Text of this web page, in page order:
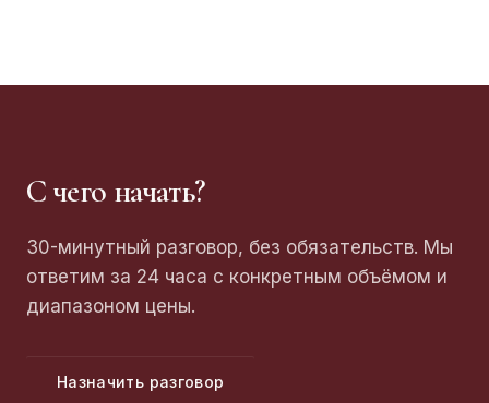
С чего начать?
30-минутный разговор, без обязательств. Мы
ответим за 24 часа с конкретным объёмом и
диапазоном цены.
Назначить разговор